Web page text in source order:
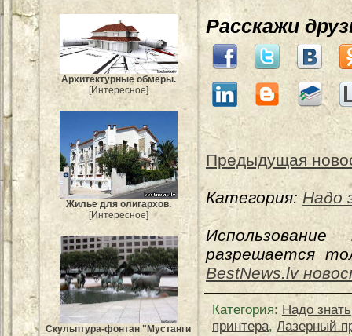
Архитектурные обмеры.
[Интересное]
Жилье для олигархов.
[Интересное]
Скульптура-фонтан "Мустанги
Расскажи
Предыдущая
Категория:Надо
разрешается
BestNews.lv
Категория: Надо знать
принтера, Лазерный